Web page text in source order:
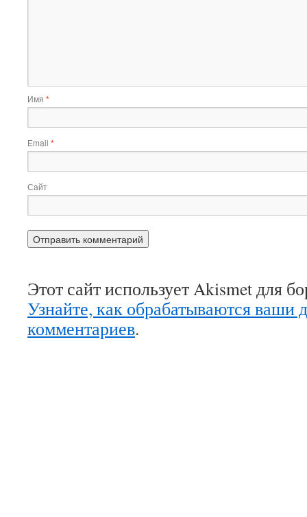
Имя *
Email *
Сайт
Этот сайт использует Akismet для
Узнайте, как обрабатываются ваши
комментариев.